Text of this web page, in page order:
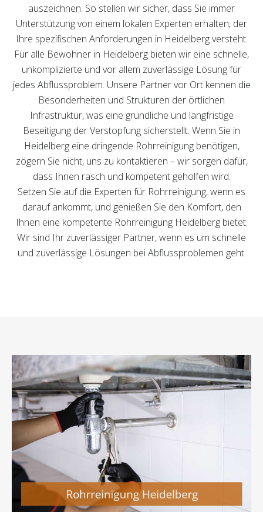
auszeichnen. So stellen wir sicher, dass Sie immer
Unterstützung von einem lokalen Experten erhalten, der
Ihre spezifischen Anforderungen in Heidelberg versteht.
Für alle Bewohner in Heidelberg bieten wir eine schnelle,
unkomplizierte und vor allem zuverlässige Lösung für
jedes Abflussproblem. Unsere Partner vor Ort kennen die
Besonderheiten und Strukturen der örtlichen
Infrastruktur, was eine gründliche und langfristige
Beseitigung der Verstopfung sicherstellt. Wenn Sie in
Heidelberg eine dringende Rohrreinigung benötigen,
zögern Sie nicht, uns zu kontaktieren – wir sorgen dafür,
dass Ihnen rasch und kompetent geholfen wird.
Setzen Sie auf die Experten für Rohrreinigung, wenn es
darauf ankommt, und genießen Sie den Komfort, den
Ihnen eine kompetente Rohrreinigung Heidelberg bietet.
Wir sind Ihr zuverlässiger Partner, wenn es um schnelle
und zuverlässige Lösungen bei Abflussproblemen geht.